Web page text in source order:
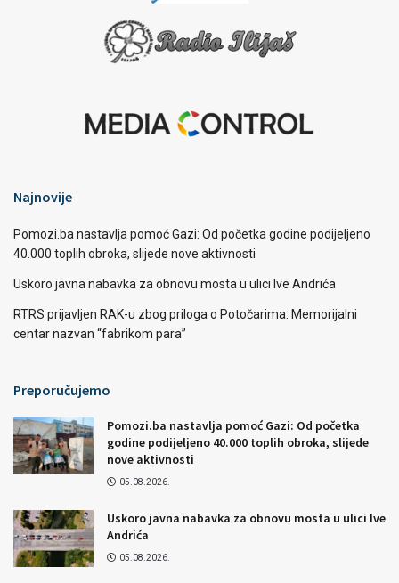
Najnovije
Pomozi.ba nastavlja pomoć Gazi: Od početka godine podijeljeno
40.000 toplih obroka, slijede nove aktivnosti
Uskoro javna nabavka za obnovu mosta u ulici Ive Andrića
RTRS prijavljen RAK-u zbog priloga o Potočarima: Memorijalni
centar nazvan “fabrikom para”
Preporučujemo
Pomozi.ba nastavlja pomoć Gazi: Od početka
godine podijeljeno 40.000 toplih obroka, slijede
nove aktivnosti
05.08.2026.
Uskoro javna nabavka za obnovu mosta u ulici Ive
Andrića
05.08.2026.